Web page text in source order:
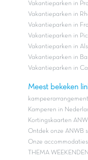
Vakantieparken in
Vakantieparken in
Vakantieparken in
Vakantieparken in
Vakantieparken in
Vakantieparken in
Vakantieparken in
Meest bekeken
Kamperen in
Kortingskaarten
Ontdek onze ANWB
Onze
THEMA